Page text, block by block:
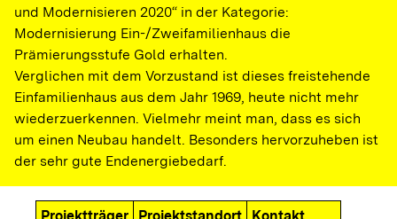
und Modernisieren 2020“ in der Kategorie:
Modernisierung Ein-/Zweifamilienhaus die
Prämierungsstufe Gold erhalten.
Verglichen mit dem Vorzustand ist dieses freistehende
Einfamilienhaus aus dem Jahr 1969, heute nicht mehr
wiederzuerkennen. Vielmehr meint man, dass es sich
um einen Neubau handelt. Besonders hervorzuheben ist
der sehr gute Endenergiebedarf.